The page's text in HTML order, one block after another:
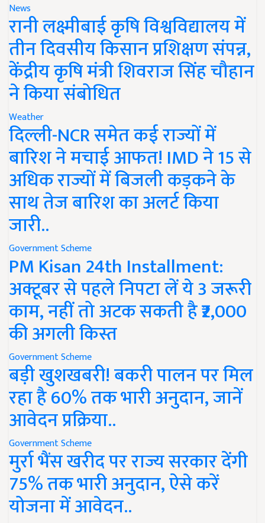
News
रानी लक्ष्मीबाई कृषि विश्वविद्यालय में
तीन दिवसीय किसान प्रशिक्षण संपन्न,
केंद्रीय कृषि मंत्री शिवराज सिंह चौहान
ने किया संबोधित
Weather
दिल्ली-NCR समेत कई राज्यों में
बारिश ने मचाई आफत! IMD ने 15 से
अधिक राज्यों में बिजली कड़कने के
साथ तेज बारिश का अलर्ट किया
जारी..
Government Scheme
PM Kisan 24th Installment:
अक्टूबर से पहले निपटा लें ये 3 जरूरी
काम, नहीं तो अटक सकती है ₹2,000
की अगली किस्त
Government Scheme
बड़ी खुशखबरी! बकरी पालन पर मिल
रहा है 60% तक भारी अनुदान, जानें
आवेदन प्रक्रिया..
Government Scheme
मुर्रा भैंस खरीद पर राज्य सरकार देंगी
75% तक भारी अनुदान, ऐसे करें
योजना में आवेदन..